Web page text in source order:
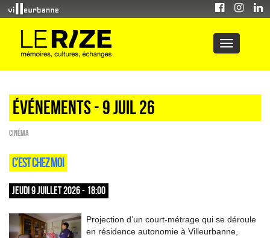
Événements - 9 Juil 26
Cinéma
C’EST CHEZ MOI
JEUDI 9 JUILLET 2026 - 18:00
Projection d’un court-métrage qui se déroule
en résidence autonomie à Villeurbanne,